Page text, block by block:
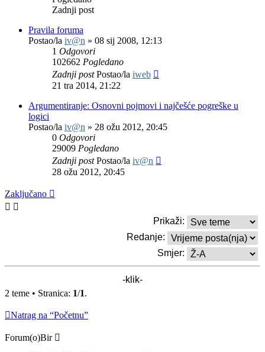
Zadnji post
Pravila foruma
Postao/la iv@n » 08 sij 2008, 12:13
1 Odgovori
102662 Pogledano
Zadnji postPostao/la iweb
21 tra 2014, 21:22
Argumentiranje: Osnovni pojmovi i najčešće pogreške u
logici
Postao/la iv@n » 28 ožu 2012, 20:45
0 Odgovori
29009 Pogledano
Zadnji postPostao/la iv@n
28 ožu 2012, 20:45
Zaključano
Prikaži:
Redanje:
Smjer:
2 teme • Stranica: 1/1.
Natrag na “Početnu”
Forum(o)Bir